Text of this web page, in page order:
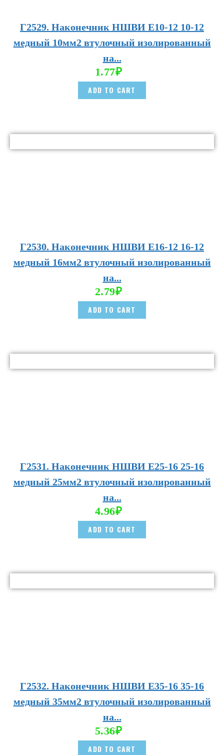
Г2529. Наконечник НШВИ E10-12 10-12
медный 10мм2 втулочный изолированный
на...
1.77₽
ADD TO CART
Г2530. Наконечник НШВИ E16-12 16-12
медный 16мм2 втулочный изолированный
на...
2.79₽
ADD TO CART
Г2531. Наконечник НШВИ E25-16 25-16
медный 25мм2 втулочный изолированный
на...
4.96₽
ADD TO CART
Г2532. Наконечник НШВИ E35-16 35-16
медный 35мм2 втулочный изолированный
на...
5.36₽
ADD TO CART